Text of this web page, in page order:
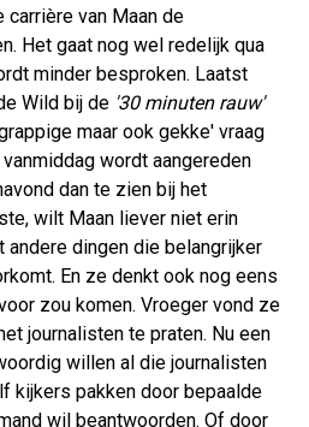
van Maan de
Het gaat nog wel redelijk qua
minder besproken. Laatst
Wild bij de '30 minuten rauw'
maar ook gekke' vraag
wordt aangereden
dan te zien bij het
wilt Maan liever niet erin
dingen die belangrijker
En ze denkt ook nog eens
zou komen. Vroeger vond ze
journalisten te praten. Nu een
willen al die journalisten
kijkers pakken door bepaalde
wil beantwoorden. Of door